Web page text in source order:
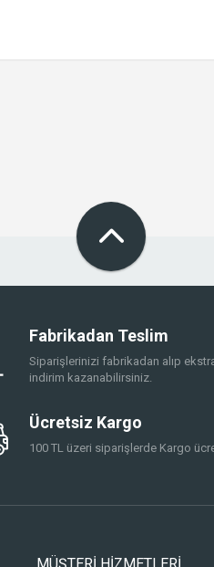
Fabrikadan Teslim
Siparişlerinizi fabrikadan alıp
indirim kazanabilirsiniz.
Ücretsiz Kargo
100 TL üzeri siparişlerde Kargo